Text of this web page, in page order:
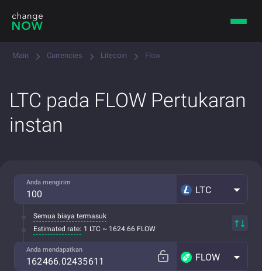
Main Currencies Litecoin Flow
LTC pada FLOW Pertukaran
instan
Anda mengirim
LTC
Semua biaya termasuk
Estimated rate: 1 LTC ~ 1624.66 FLOW
Anda mendapatkan
FLOW